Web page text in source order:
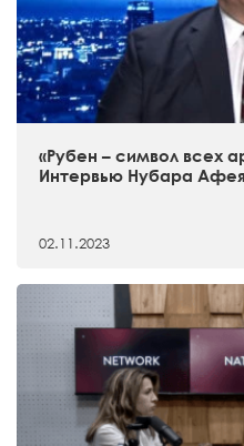
«Рубен – символ всех
Интервью Нубара
02.11.2023